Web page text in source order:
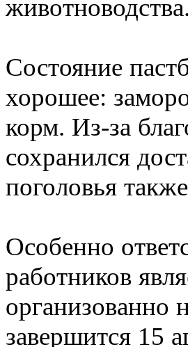
животноводства.
Состояние
хорошее:
корм. Из-за
сохранился
поголовья
Особенно
работников
организованно
завершится 15